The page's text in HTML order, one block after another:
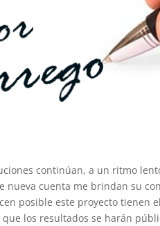
continúan, a un ritmo
nueva cuenta me brindan su
posible este proyecto tienen
los resultados se harán